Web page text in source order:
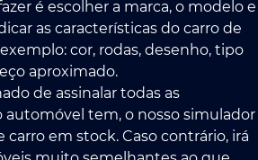
é escolher a marca, o modelo e
as características do carro de
cor, rodas, desenho, tipo
aproximado.
de assinalar todas as
automóvel tem, o nosso simulador
carro em stock. Caso contrário, irá